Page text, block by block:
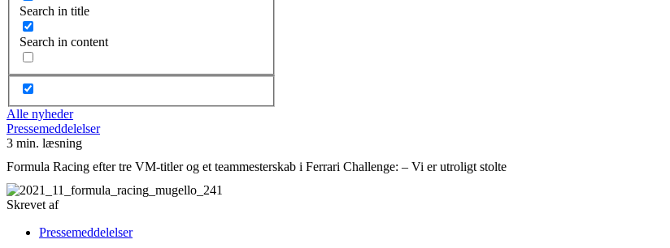
Search in title
Search in content
Alle nyheder
Pressemeddelelser
3 min. læsning
Formula Racing efter tre VM-titler og et teammesterskab i Ferrari Challenge: – Vi er utroligt stolte
Skrevet af
Pressemeddelelser